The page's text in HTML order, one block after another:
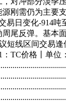
刚需仍为主要
易日变化-914
尾反弹。基本
议短线区间交易
TC价格丨单位：